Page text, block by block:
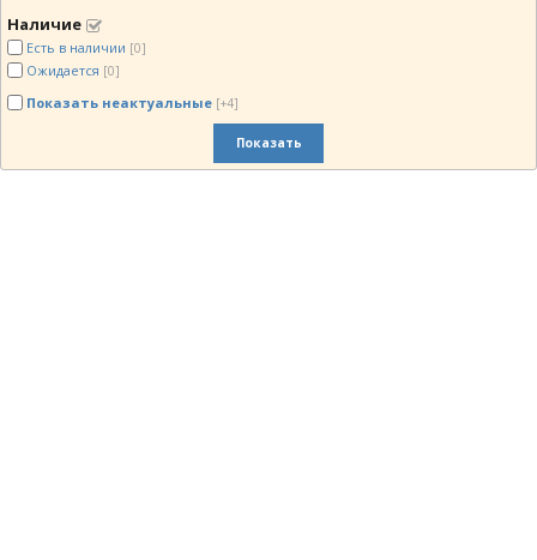
Наличие
Есть в наличии [0]
Ожидается [0]
Показать неактуальные [+4]
Показать